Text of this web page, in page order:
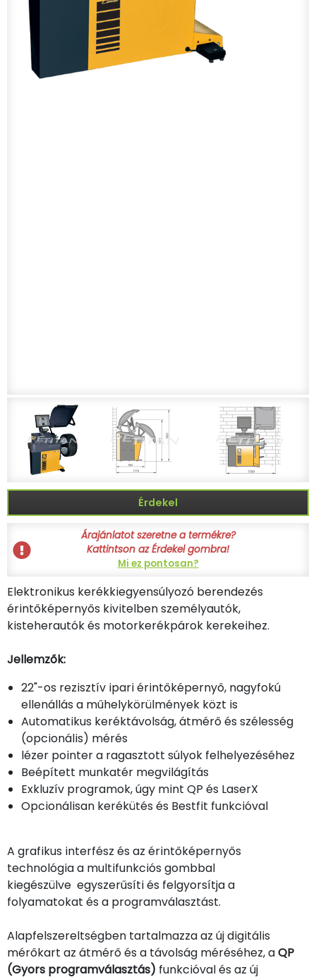
Érdekel
Árajánlatot szeretne a termékre?
Kattintson az Érdekel gombra!
Mi ez pontosan?
Elektronikus kerékkiegyensúlyozó berendezés
érintőképernyős kivitelben személyautók,
kisteherautók és motorkerékpárok kerekeihez.
Jellemzők:
22"-os rezisztív ipari érintőképernyő, nagyfokú
ellenállás a műhelykörülmények közt is
Automatikus keréktávolság, átmérő és szélesség
(opcionális) mérés
lézer pointer a ragasztott súlyok felhelyezéséhez
Beépített munkatér megvilágítás
Exkluzív programok, úgy mint QP és LaserX
Opcionálisan kerékütés és Bestfit funkcióval
A grafikus interfész és az érintőképernyős
technológia a multifunkciós gombbal
kiegészülve egyszerűsíti és felgyorsítja a
folyamatokat és a programválasztást.
Alapfelszereltségben tartalmazza az új digitális
mérőkart az átmérő és a távolság méréséhez, aQP
(Gyors programválasztás) funkcióval és az új